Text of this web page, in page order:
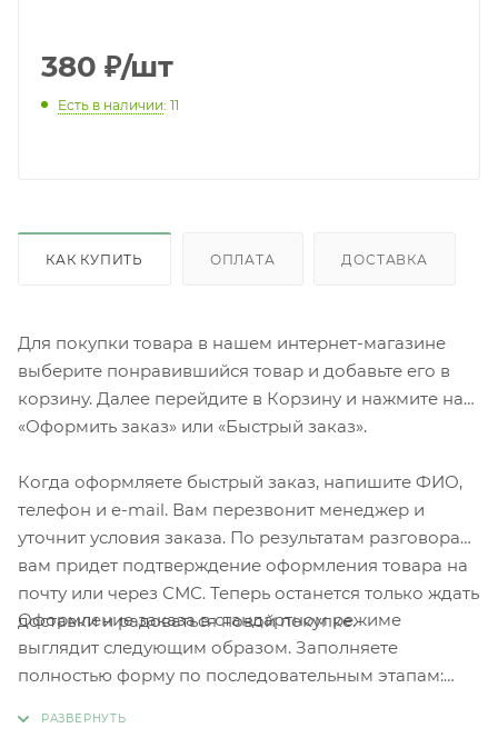
380 ₽/шт
Есть в наличии: 11
КАК КУПИТЬ ОПЛАТА ДОСТАВКА
Для покупки товара в нашем интернет-магазине
выберите понравившийся товар и добавьте его в
корзину. Далее перейдите в Корзину и нажмите на
«Оформить заказ» или «Быстрый заказ».
Когда оформляете быстрый заказ, напишите ФИО,
телефон и e-mail. Вам перезвонит менеджер и
уточнит условия заказа. По результатам разговора
вам придет подтверждение оформления товара на
почту или через СМС. Теперь останется только ждать
доставки и радоваться новой покупке.
Оформление заказа в стандартном режиме
выглядит следующим образом. Заполняете
полностью форму по последовательным этапам: